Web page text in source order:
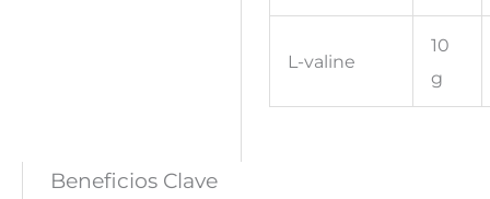
L-valine
10
g
Beneficios Clave